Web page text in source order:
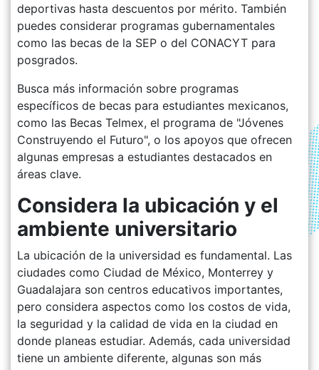
deportivas hasta descuentos por mérito. También
puedes considerar programas gubernamentales
como las becas de la SEP o del CONACYT para
posgrados.
Busca más información sobre programas
específicos de becas para estudiantes mexicanos,
como las Becas Telmex, el programa de "Jóvenes
Construyendo el Futuro", o los apoyos que ofrecen
algunas empresas a estudiantes destacados en
áreas clave.
Considera la ubicación y el
ambiente universitario
La ubicación de la universidad es fundamental. Las
ciudades como Ciudad de México, Monterrey y
Guadalajara son centros educativos importantes,
pero considera aspectos como los costos de vida,
la seguridad y la calidad de vida en la ciudad en
donde planeas estudiar. Además, cada universidad
tiene un ambiente diferente, algunas son más